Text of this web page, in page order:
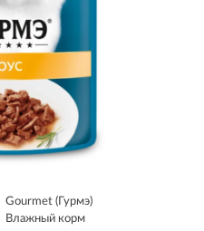
Gourmet (Гурмэ)
Влажный корм